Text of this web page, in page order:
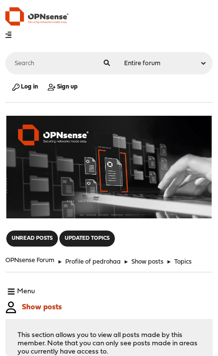
Log in Sign up
UNREAD POSTS UPDATED TOPICS
OPNsense Forum ► Profile of pedrohaa ► Show posts ► Topics
Menu
Show posts
This section allows you to view all posts made by this
member. Note that you can only see posts made in areas
you currently have access to.